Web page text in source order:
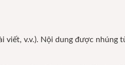
viết, v.v.). Nội dung được nhúng